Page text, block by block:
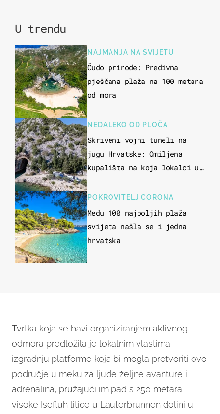
U trendu
NAJMANJA NA SVIJETU
Čudo prirode: Predivna
pješčana plaža na 100 metara
od mora
NEDALEKO OD PLOČA
Skriveni vojni tuneli na
jugu Hrvatske: Omiljena
kupališta na koja lokalci u
u more
POKROVITELJ CORONA
Među 100 najboljih plaža
svijeta našla se i jedna
hrvatska
Tvrtka koja se bavi organiziranjem aktivnog
odmora predložila je lokalnim vlastima
izgradnju platforme koja bi mogla pretvoriti ovo
područje u meku za ljude željne avanture i
adrenalina, pružajući im pad s 250 metara
visoke Isefluh litice u Lauterbrunnen dolini u